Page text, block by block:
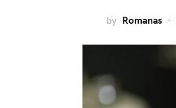
by Romanas